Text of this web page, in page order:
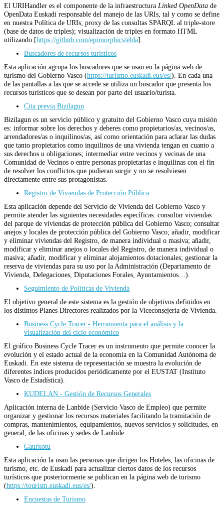
El URIHandler es el componente de la infraestructura Linked OpenData de
OpenData Euskadi responsable del manejo de las URIs, tal y como se define
en nuestra Política de URIs; proxy de las consultas SPARQL al triple-store
(base de datos de triples); visualización de triples en formato HTML
utilizando [https://github.com/epimorphics/elda].
Buscadores de recursos turísticos
Esta aplicación agrupa los buscadores que se usan en la página web de
turismo del Gobierno Vasco (https://turismo.euskadi.eus/es/). En cada una
de las pantallas a las que se accede se utiliza un buscador que presenta los
recursos turísticos que se desean por parte del usuario/turista.
Cita previa Bizilagun
Bizilagun es un servicio público y gratuito del Gobierno Vasco cuya misión
es: informar sobre los derechos y deberes como propietarios/as, vecinos/as,
arrendadores/as o inquilinos/as, así como orientación para aclarar las dudas
que tanto propietarios como inquilinos de una vivienda tengan en cuanto a
sus derechos u obligaciones; intermediar entre vecinos y vecinas de una
Comunidad de Vecinos o entre personas propietarias e inquilinas con el fin
de resolver los conflictos que pudieran surgir y no se resolviesen
directamente entre sus protagonistas.
Registro de Viviendas de Protección Pública
Esta aplicación depende del Servicio de Vivienda del Gobierno Vasco y
permite atender las siguientes necesidades específicas: consultar viviendas
del parque de viviendas de protección pública del Gobierno Vasco; consultar
anejos y locales de protección pública del Gobierno Vasco; añadir, modificar
y eliminar viviendas del Registro, de manera individual o masiva; añadir,
modificar y eliminar anejos o locales del Registro, de manera individual o
masiva; añadir, modificar y eliminar alojamientos dotacionales; gestionar la
reserva de viviendas para su uso por la Administración (Departamento de
Vivienda, Delegaciones, Diputaciones Forales, Ayuntamientos…).
Seguimiento de Políticas de Vivienda
El objetivo general de este sistema es la gestión de objetivos definidos en
los distintos Planes Directores realizados por la Viceconsejería de Vivienda.
Business Cycle Tracer - Herramienta para el análisis y la
visualización del ciclo económico
El gráfico Business Cycle Tracer es un instrumento que permite conocer la
evolución y el estado actual de la economía en la Comunidad Autónoma de
Euskadi. En este sistema de representación se muestra la evolución de
diferentes índices producidos periódicamente por el EUSTAT (Instituto
Vasco de Estadística).
KUDELAN - Gestión de Recursos Generales
Aplicación interna de Lanbide (Servicio Vasco de Empleo) que permite
organizar y gestionar los recursos materiales facilitando la tramitación de
compras, mantenimientos, equipamientos, nuevos servicios y solicitudes, en
general, de las oficinas y sedes de Lanbide.
Gaurkotu
Esta aplicación la usan las personas que dirigen los Hoteles, las oficinas de
turismo, etc. de Euskadi para actualizar ciertos datos de los recursos
turísticos que posteriormente se publican en la página web de turismo
(https://tourism.euskadi.eus/es/).
Encuestas de Turismo